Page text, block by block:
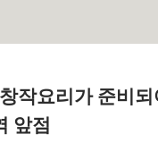
작요리가 준비
앞점